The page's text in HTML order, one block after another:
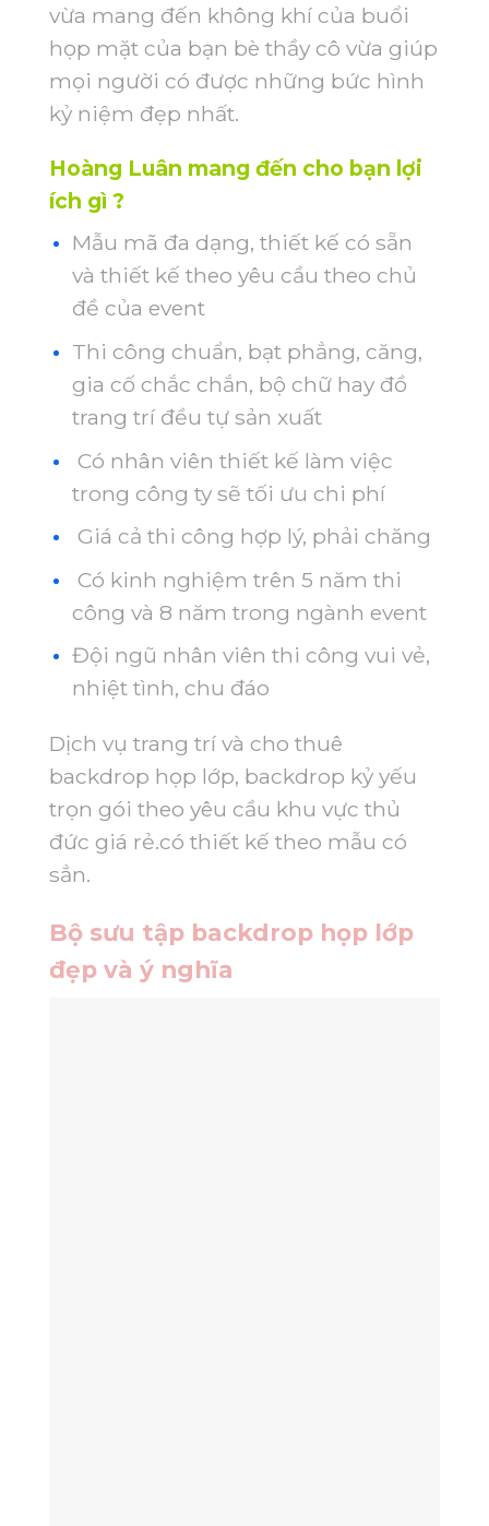
vừa mang đến không khí của buổi
họp mặt của bạn bè thầy cô vừa giúp
mọi người có được những bức hình
kỷ niệm đẹp nhất.
Hoàng Luân mang đến cho bạn lợi
ích gì ?
Mẫu mã đa dạng, thiết kế có sẵn
và thiết kế theo yêu cầu theo chủ
đề của event
Thi công chuẩn, bạt phẳng, căng,
gia cố chắc chắn, bộ chữ hay đồ
trang trí đều tự sản xuất
Có nhân viên thiết kế làm việc
trong công ty sẽ tối ưu chi phí
Giá cả thi công hợp lý, phải chăng
Có kinh nghiệm trên 5 năm thi
công và 8 năm trong ngành event
Đội ngũ nhân viên thi công vui vẻ,
nhiệt tình, chu đáo
Dịch vụ trang trí và cho thuê
backdrop họp lớp, backdrop kỷ yếu
trọn gói theo yêu cầu khu vực thủ
đức giá rẻ.có thiết kế theo mẫu có
sẳn.
Bộ sưu tập backdrop họp lớp
đẹp và ý nghĩa